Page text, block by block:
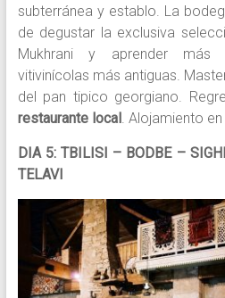
subterránea y establo. La
de degustar la exclusiva
Mukhrani y aprender más
vitivinícolas más antiguas.
del pan tipico georgiano.
restaurante local . Alojamiento en
DIA 5: TBILISI – BODBE –
TELAVI